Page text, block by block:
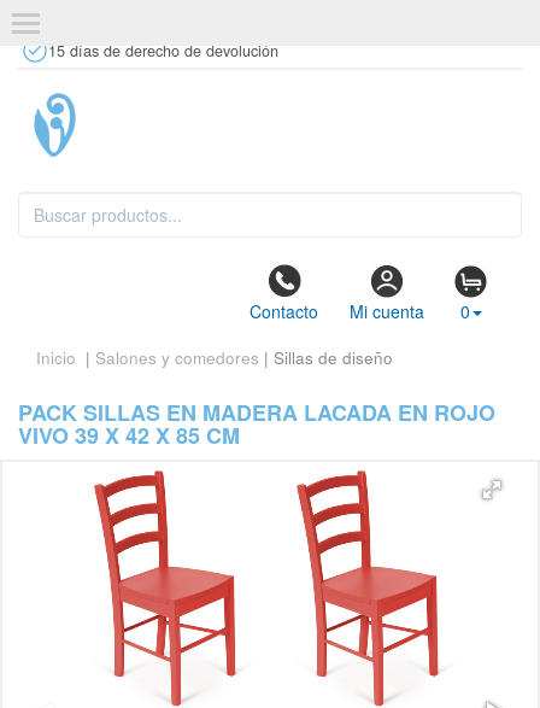
15 días de derecho de devolución
Contacto Mi cuenta 0
Inicio | Salones y comedores | Sillas de diseño
PACK SILLAS EN MADERA LACADA EN ROJO
VIVO 39 X 42 X 85 CM